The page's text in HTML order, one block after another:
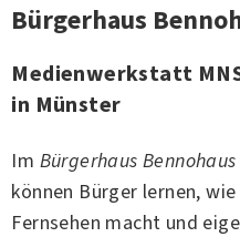
Bürgerhaus
Medienwerkstatt
in Münster
Im Bürgerhaus Bennohaus
können Bürger lernen,
Fernsehen macht und